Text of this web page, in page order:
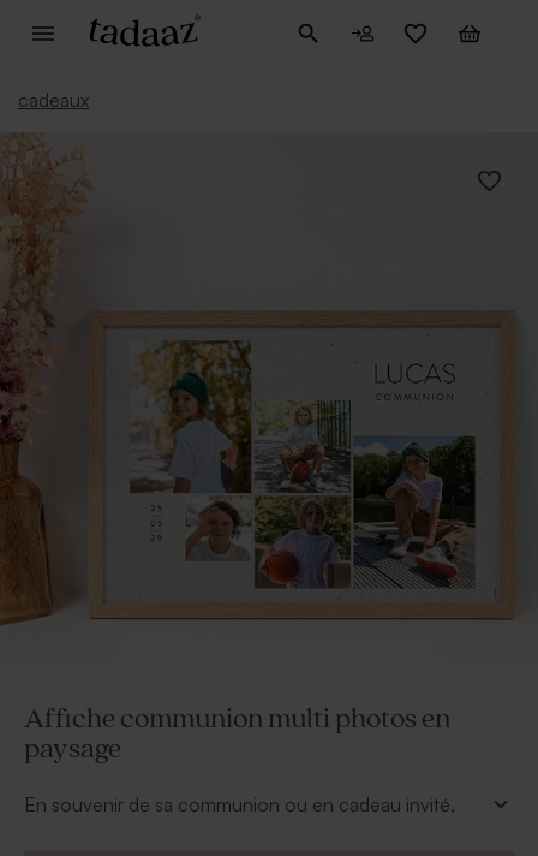
cadeaux
Affiche communion multi photos en
paysage
En souvenir de sa communion ou en cadeau invité,